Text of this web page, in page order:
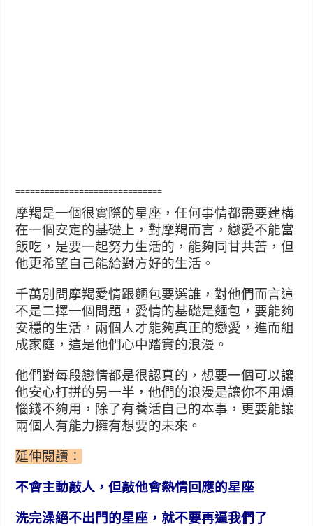
==============================
摩羯是一個很實際的星座，任何事情都需要建構
在一個安定的基礎上，對摩羯而言，戀愛不能當
飯吃，是要一起努力生活的，能夠同甘共苦，但
他更希望自己能給對方好的生活。
千萬別問摩羯愛情跟麵包要選誰，對他們而言這
不是二擇一個問題，愛情的基礎是麵包，要能夠
安穩的生活，兩個人才能夠真正的戀愛，進而組
成家庭，這是他們心中踏實的浪漫。
他們對每段戀情都是很認真的，想要一個可以讓
他安心打拼的另一半，他們的浪漫是讓你不用煩
惱錢不夠用，除了有養活自己的本事，更要能讓
兩個人有能力擁有想要的未來。
延伸閱讀：
不會主動敲人，但敲他會熱情回應的星座
洗完澡絕不出門的星座，就不要再逼我們了